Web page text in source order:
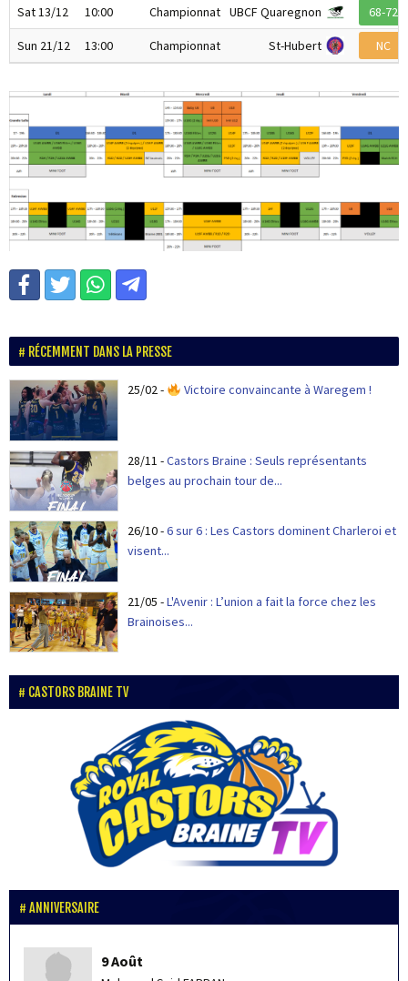
Sat 13/12 10:00 Championnat UBCF Quaregnon 68-72
Sun 21/12 13:00 Championnat St-Hubert NC
RÉCEMMENT DANS LA PRESSE
25/02- Victoire convaincante à Waregem !
28/11 -Castors Braine : Seuls représentants
belges au prochain tour de...
26/10-6 sur 6 : Les Castors dominent Charleroi et
visent...
21/05 -L'Avenir : L’union a fait la force chez les
Brainoises...
CASTORS BRAINE TV
ANNIVERSAIRE
9 Août